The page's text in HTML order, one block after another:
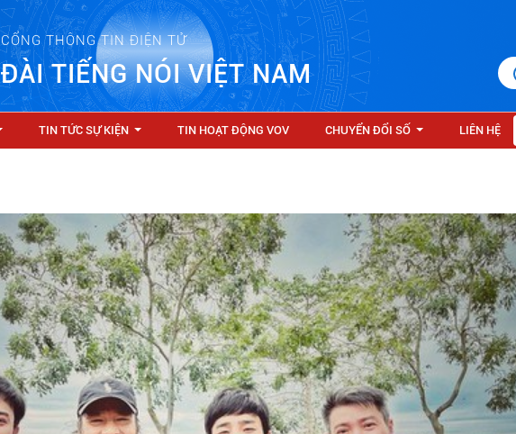
CỔNG THÔNG TIN ĐIỆN TỬ
ĐÀI TIẾNG NÓI VIỆT NAM
TIN TỨC SỰ KIỆN TIN HOẠT ĐỘNG VOV CHUYỂN ĐỔI SỐ LIÊN HỆ